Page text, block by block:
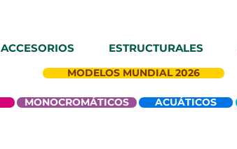
ACCESORIOS ESTRUCTURALES
MODELOS MUNDIAL 2026
MONOCROMÁTICOS ACUÁTICOS